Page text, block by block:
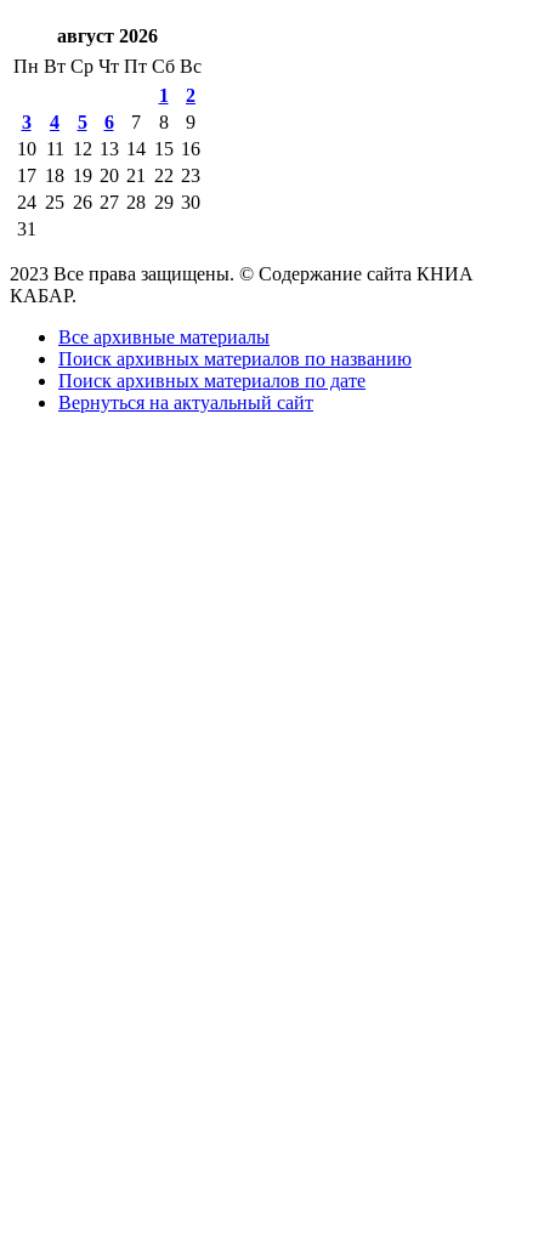
август 2026
Пн Вт Ср Чт Пт Сб Вс
1
2
3
4 5 6 7 8
9
10 11 12 13 14 15 16
17 18 19 20 21 22 23
24 25 26 27 28 29 30
31
2023 Все права защищены. © Содержание сайта КНИА
КАБАР.
Все архивные материалы
Поиск архивных материалов по названию
Поиск архивных материалов по дате
Вернуться на актуальный сайт